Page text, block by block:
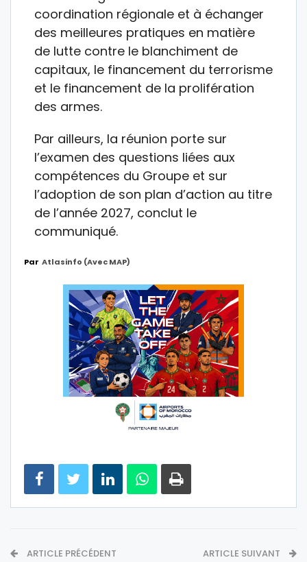
coordination régionale et à échanger
des meilleures pratiques en matière
de lutte contre le blanchiment de
capitaux, le financement du terrorisme
et le financement de la prolifération
des armes.
Par ailleurs, la réunion porte sur
l’examen des questions liées aux
compétences du Groupe et sur
l’adoption de son plan d’action au titre
de l’année 2027, conclut le
communiqué.
Par Atlasinfo (avec MAP)
ARTICLE PRÉCÉDENT ARTICLE SUIVANT